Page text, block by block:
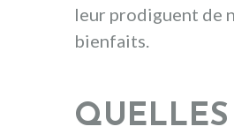
leur prodiguent de
bienfaits.
QUELLES